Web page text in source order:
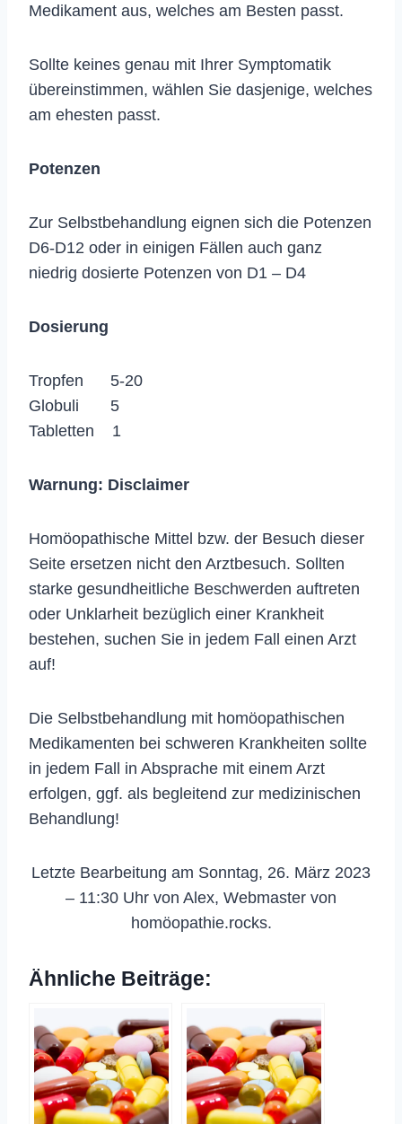
Medikament aus, welches am Besten passt.
Sollte keines genau mit Ihrer Symptomatik
übereinstimmen, wählen Sie dasjenige, welches
am ehesten passt.
Potenzen
Zur Selbstbehandlung eignen sich die Potenzen
D6-D12 oder in einigen Fällen auch ganz
niedrig dosierte Potenzen von D1 – D4
Dosierung
Tropfen 5-20
Globuli 5
Tabletten 1
Warnung: Disclaimer
Homöopathische Mittel bzw. der Besuch dieser
Seite ersetzen nicht den Arztbesuch. Sollten
starke gesundheitliche Beschwerden auftreten
oder Unklarheit bezüglich einer Krankheit
bestehen, suchen Sie in jedem Fall einen Arzt
auf!
Die Selbstbehandlung mit homöopathischen
Medikamenten bei schweren Krankheiten sollte
in jedem Fall in Absprache mit einem Arzt
erfolgen, ggf. als begleitend zur medizinischen
Behandlung!
Letzte Bearbeitung am Sonntag, 26. März 2023
– 11:30 Uhr von Alex, Webmaster von
homöopathie.rocks.
Ähnliche Beiträge: